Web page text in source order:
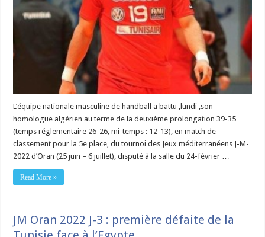
L’équipe nationale masculine de handball a battu ,lundi ,son
homologue algérien au terme de la deuxième prolongation 39-35
(temps réglementaire 26-26, mi-temps : 12-13), en match de
classement pour la 5e place, du tournoi des Jeux méditerranéens J-M-
2022 d’Oran (25 juin – 6 juillet), disputé à la salle du 24-février …
Read More »
JM Oran 2022 J-3 : première défaite de la